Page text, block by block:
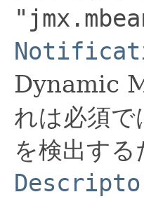
Dynamic
れは必須
を検出す